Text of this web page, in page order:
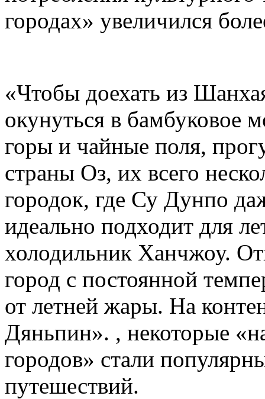
городах» увеличился
«Чтобы доехать из
окунуться в бамбуковое
горы и чайные поля,
страны Оз, их всего
городок, где Су Дунпо
идеально подходит для
холодильник Ханчжоу.
город с постоянной
от летней жары. На
Дяньпин». , некоторые
городов» стали
путешествий.